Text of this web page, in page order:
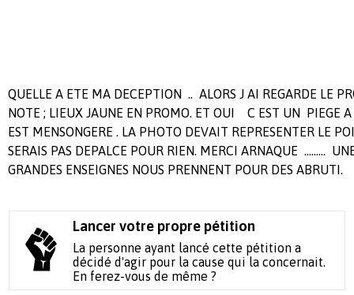
QUELLE A ETE MA DECEPTION .. ALORS J AI REGARDE LE
NOTE ; LIEUX JAUNE EN PROMO. ET OUI C EST UN PIEGE
EST MENSONGERE . LA PHOTO DEVAIT REPRESENTER LE
SERAIS PAS DEPALCE POUR RIEN. MERCI ARNAQUE .........
GRANDES ENSEIGNES NOUS PRENNENT POUR DES ABRUTI.
Lancer votre propre pétition
La personne ayant lancé cette pétition a
décidé d'agir pour la cause qui la concernait.
En ferez-vous de même ?